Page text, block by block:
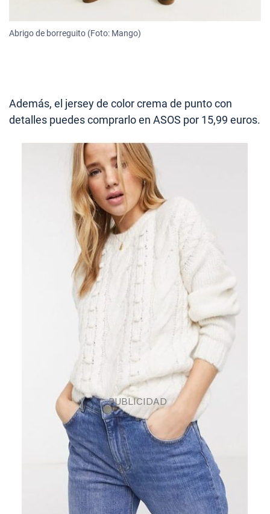
Abrigo de borreguito (Foto: Mango)
Además, el jersey de color crema de punto con
detalles puedes comprarlo en ASOS por 15,99 euros.